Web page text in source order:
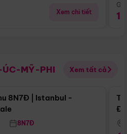
Xem chi tiết
ÚC-MỸ-PHI Xem tất cả
Điểm nổi bật
8N7Đ | Istanbul -
8N7Đ